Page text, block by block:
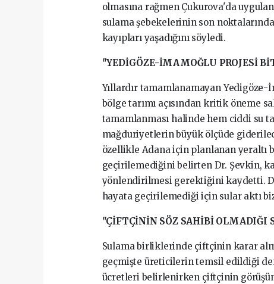
olmasına rağmen Çukurova'da
sulama şebekelerinin son
kayıpları yaşadığını söyledi.
"YEDİGÖZE-İMAMOĞLU PROJESİ
Yıllardır tamamlanamayan Yedigöze-
bölge tarımı açısından kritik öneme
tamamlanması halinde hem ciddi su
mağduriyetlerin büyük ölçüde
özellikle Adana için planlanan yeraltı
geçirilemediğini belirten Dr. Şevkin,
yönlendirilmesi gerektiğini kaydetti.
hayata geçirilemediği için sular aktı
"ÇİFTÇİNİN SÖZ SAHİBİ OLMADIĞI
Sulama birliklerinde çiftçinin karar
geçmişte üreticilerin temsil edildiği
ücretleri belirlenirken çiftçinin